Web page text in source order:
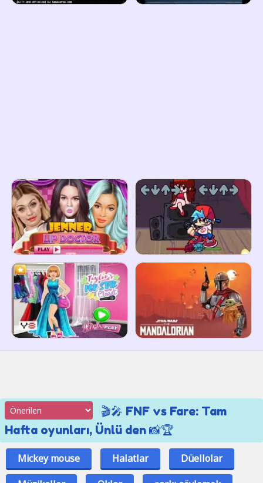
🎬🎤 FNF vs Fare: Tam
Hafta oyunları, Ünlü den 📸🏆
Mickey mouse Halatlar
Düellolar